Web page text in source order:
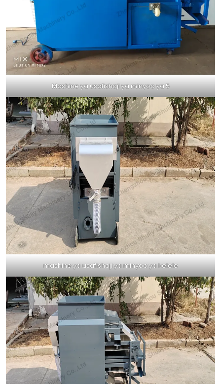
Mashine ya usafishaji ya minyoo ya 5
mashine ya usafishaji ya minyoo ya kelele